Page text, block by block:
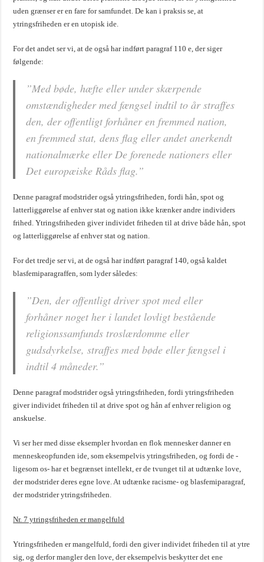
uden grænser er en fare for samfundet. De kan i praksis se, at
ytringsfriheden er en utopisk ide.
For det andet ser vi, at de også har indført paragraf 110 e, der siger
følgende:
”Med bøde, hæfte eller under skærpende
omstændigheder med fængsel indtil to år straffes
den, der offentligt forhåner en fremmed nation,
en fremmed stat, dens flag eller andet anerkendt
nationalmærke eller De forenede nationers eller
Det europæiske Råds flag.”
Denne paragraf modstrider også ytringsfriheden, fordi hån, spot og
latterliggørelse af enhver stat og nation ikke krænker andre individers
frihed. Ytringsfriheden giver individet friheden til at drive både hån, spot
og latterliggørelse af enhver stat og nation.
For det tredje ser vi, at de også har indført paragraf 140, også kaldet
blasfemiparagraffen, som lyder således:
”Den, der offentligt driver spot med eller
forhåner noget her i landet lovligt bestående
religionssamfunds troslærdomme eller
gudsdyrkelse, straffes med bøde eller fængsel i
indtil 4 måneder. ”
Denne paragraf modstrider også ytringsfriheden, fordi ytringsfriheden
giver individet friheden til at drive spot og hån af enhver religion og
anskuelse.
Vi ser her med disse eksempler hvordan en flok mennesker danner en
menneskeopfunden ide, som eksempelvis ytringsfriheden, og fordi de -
ligesom os- har et begrænset intellekt, er de tvunget til at udtænke love,
der modstrider deres egne love. At udtænke racisme- og blasfemiparagraf,
der modstrider ytringsfriheden.
Nr. 7 ytringsfriheden er mangelfuld
Ytringsfriheden er mangelfuld, fordi den giver individet friheden til at ytre
sig, og derfor mangler den love, der eksempelvis beskytter det ene